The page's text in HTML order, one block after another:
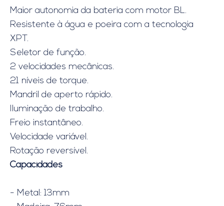
Maior autonomia da bateria com motor BL.
Resistente à água e poeira com a tecnologia
XPT.
Seletor de função.
2 velocidades mecânicas.
21 níveis de torque.
Mandril de aperto rápido.
Iluminação de trabalho.
Freio instantâneo.
Velocidade variável.
Rotação reversível.
Capacidades
- Metal: 13mm